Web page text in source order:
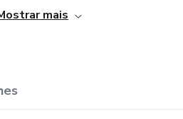
localização de armas,
Builds e loadouts ideais –
mais